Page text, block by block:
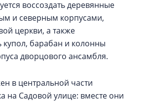
воссоздать деревянные
и северным корпусами,
церкви, а также
купол, барабан и колонны
дворцового ансамбля.
в центральной части
на Садовой улице: вместе они